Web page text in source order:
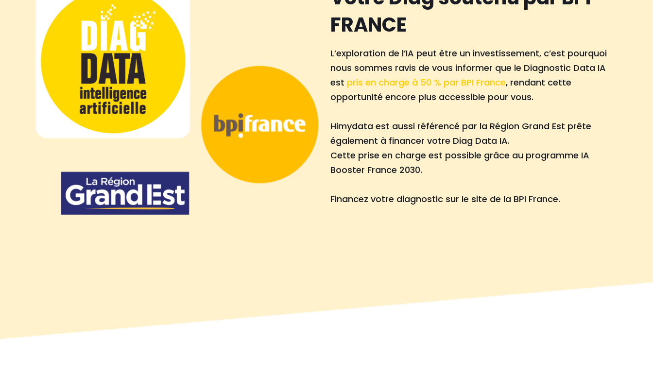
FRANCE
L’exploration de l’IA peut être un investissement, c’est pourquoi
nous sommes ravis de vous informer que le Diagnostic Data IA
est pris en charge à 50 % par BPI France, rendant cette
opportunité encore plus accessible pour vous.
Himydata est aussi référencé par la Région Grand Est prête
également à financer votre Diag Data IA.
Cette prise en charge est possible grâce au programme IA
Booster France 2030.
Financez votre diagnostic sur le site de la BPI France.